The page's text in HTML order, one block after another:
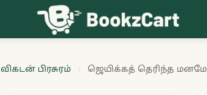
விகடன் பிரசுரம் ஜெயிக்கத் தெரிந்த மனமே